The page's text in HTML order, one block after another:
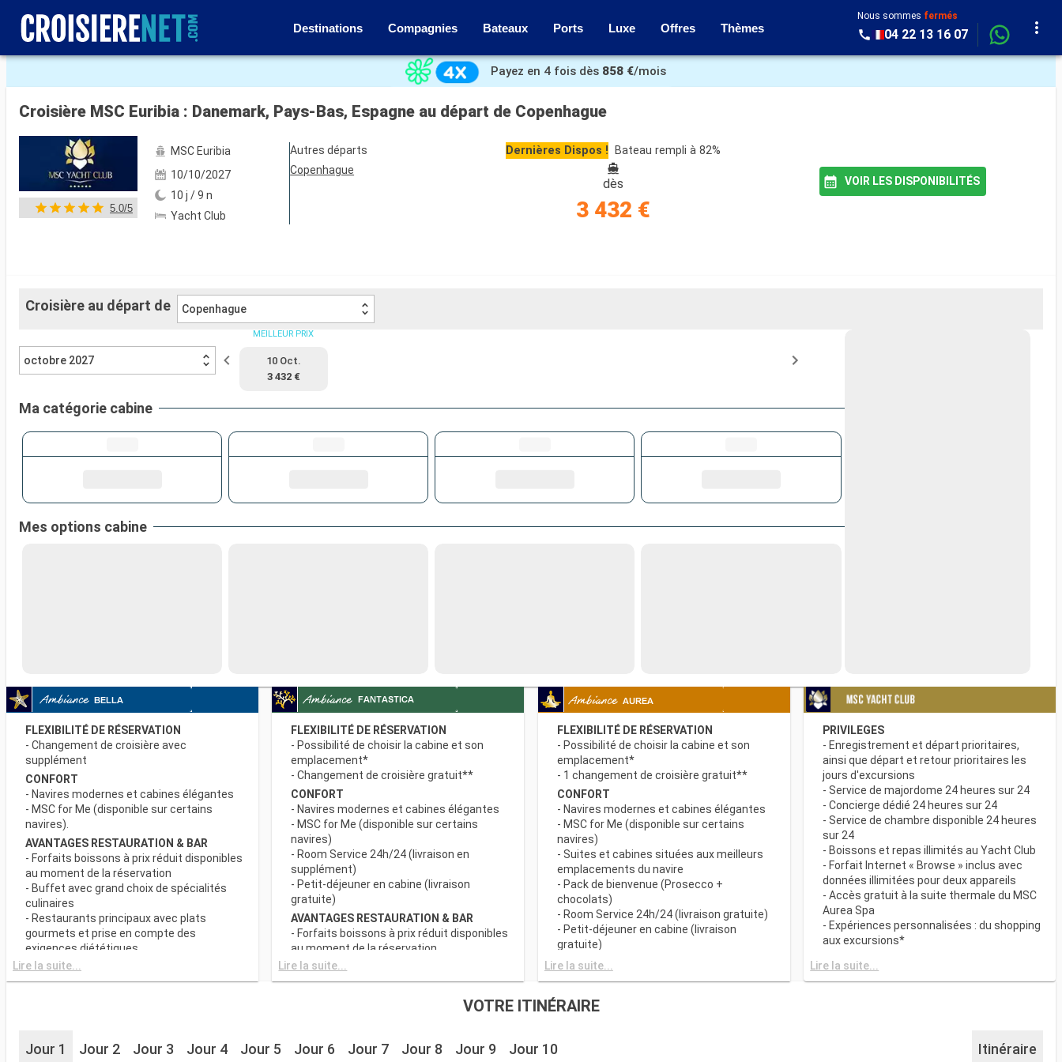
Destinations Compagnies Bateaux Ports Luxe Offres Thèmes
Nous sommes fermés
04 22 13 16 07
Voir les 5 autres photos
Payez en 4 fois dès 858 €/mois
Croisière MSC Euribia : Danemark, Pays-Bas, Espagne au départ de Copenhague
5.0/5
MSC Euribia
10/10/2027
10 j / 9 n
Yacht Club
Autres départs
Copenhague
Dernières Dispos ! Bateau rempli à 82%
dès
3 432 €
VOIR LES DISPONIBILITÉS
Croisière au départ de Copenhague
octobre 2027
MEILLEUR PRIX
10 Oct.
3 432 €
Ma catégorie cabine
Mes options cabine
FLEXIBILITÉ DE RÉSERVATION
- Changement de croisière avec
supplément
CONFORT
- Navires modernes et cabines élégantes
- MSC for Me (disponible sur certains
navires).
AVANTAGES RESTAURATION & BAR
- Forfaits boissons à prix réduit disponibles
au moment de la réservation
- Buffet avec grand choix de spécialités
culinaires
- Restaurants principaux avec plats
gourmets et prise en compte des
exigences diététiques
SPORT ET DIVERTISSEMENTS
- Programme varié de spectacles de style
- Salle de sport équipée avec vue
panoramique
Lire la suite...
FLEXIBILITÉ DE RÉSERVATION
- Possibilité de choisir la cabine et son
emplacement*
- Changement de croisière gratuit**
CONFORT
- Navires modernes et cabines élégantes
- MSC for Me (disponible sur certains
navires)
- Room Service 24h/24 (livraison en
supplément)
- Petit-déjeuner en cabine (livraison
gratuite)
AVANTAGES RESTAURATION & BAR
- Forfaits boissons à prix réduit disponibles
au moment de la réservation
- Buffet avec grand choix de spécialités
réserve de disponibilité)
Lire la suite...
FLEXIBILITÉ DE RÉSERVATION
- Possibilité de choisir la cabine et son
emplacement*
- 1 changement de croisière gratuit**
CONFORT
- Navires modernes et cabines élégantes
- MSC for Me (disponible sur certains
navires)
- Suites et cabines situées aux meilleurs
emplacements du navire
- Pack de bienvenue (Prosecco +
chocolats)
- Room Service 24h/24 (livraison gratuite)
- Petit-déjeuner en cabine (livraison
gratuite)
AVANTAGES RESTAURATION & BAR
- Buffet avec grand choix de spécialités
gourmets et prise en compte des
Lire la suite...
PRIVILEGES
- Enregistrement et départ prioritaires,
ainsi que départ et retour prioritaires les
jours d'excursions
- Service de majordome 24 heures sur 24
- Concierge dédié 24 heures sur 24
- Service de chambre disponible 24 heures
sur 24
- Boissons et repas illimités au Yacht Club
- Forfait Internet « Browse » inclus avec
données illimitées pour deux appareils
- Accès gratuit à la suite thermale du MSC
Aurea Spa
- Expériences personnalisées : du shopping
aux excursions*
suite
- Autres attentions personnelles : service
- L’expérience la plus récompensée pour le
Lire la suite...
VOTRE ITINÉRAIRE
Jour 1 Jour 2 Jour 3 Jour 4 Jour 5 Jour 6 Jour 7 Jour 8 Jour 9 Jour 10 Itinéraire